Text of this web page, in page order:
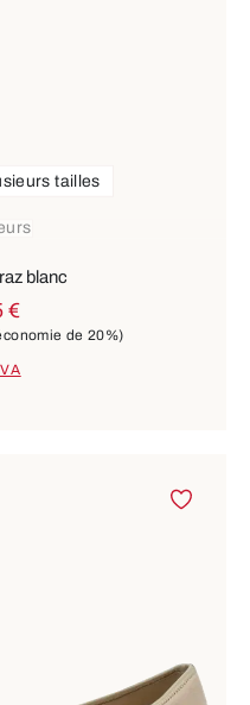
tailles
blanc
€
de 20%)